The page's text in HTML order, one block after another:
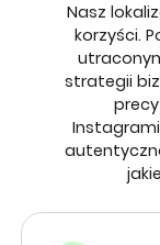
Nasz
korzyści.
strategii